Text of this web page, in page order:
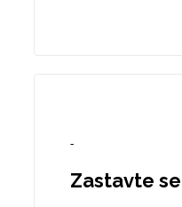
-
Zastavte